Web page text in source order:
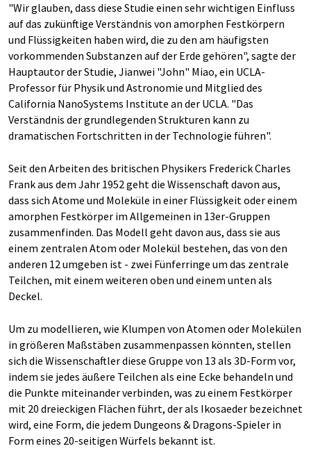
"Wir glauben, dass diese Studie einen sehr wichtigen Einfluss
auf das zukünftige Verständnis von amorphen Festkörpern
und Flüssigkeiten haben wird, die zu den am häufigsten
vorkommenden Substanzen auf der Erde gehören", sagte der
Hauptautor der Studie, Jianwei "John" Miao, ein UCLA-
Professor für Physik und Astronomie und Mitglied des
California NanoSystems Institute an der UCLA. "Das
Verständnis der grundlegenden Strukturen kann zu
dramatischen Fortschritten in der Technologie führen".
Seit den Arbeiten des britischen Physikers Frederick Charles
Frank aus dem Jahr 1952 geht die Wissenschaft davon aus,
dass sich Atome und Moleküle in einer Flüssigkeit oder einem
amorphen Festkörper im Allgemeinen in 13er-Gruppen
zusammenfinden. Das Modell geht davon aus, dass sie aus
einem zentralen Atom oder Molekül bestehen, das von den
anderen 12 umgeben ist - zwei Fünferringe um das zentrale
Teilchen, mit einem weiteren oben und einem unten als
Deckel.
Um zu modellieren, wie Klumpen von Atomen oder Molekülen
in größeren Maßstäben zusammenpassen könnten, stellen
sich die Wissenschaftler diese Gruppe von 13 als 3D-Form vor,
indem sie jedes äußere Teilchen als eine Ecke behandeln und
die Punkte miteinander verbinden, was zu einem Festkörper
mit 20 dreieckigen Flächen führt, der als Ikosaeder bezeichnet
wird, eine Form, die jedem Dungeons & Dragons-Spieler in
Form eines 20-seitigen Würfels bekannt ist.